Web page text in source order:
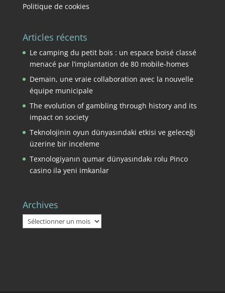
Politique de cookies
Articles récents
Le camping du petit bois : un espace boisé classé
menacé par l’implantation de 80 mobile-homes
Demain, une vraie collaboration avec la nouvelle
équipe municipale
The evolution of gambling through history and its
impact on society
Teknolojinin oyun dünyasındaki etkisi ve geleceği
üzerine bir inceleme
Texnologiyanın qumar dünyasındakı rolu Pinco
casino ilə yeni imkanlar
Archives
Archives